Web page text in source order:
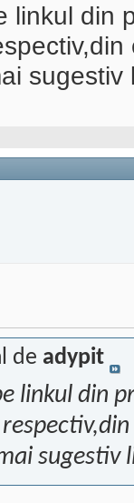
linkul din
de adypit
linkul din